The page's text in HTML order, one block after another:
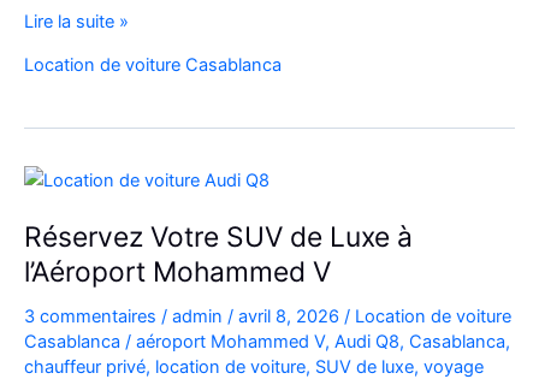
Voyager
Casablanca
Fiat
500
charme,
pratiques
et
bons
plans
Lire la suite »
Location de voiture Casablanca
Réservez Votre SUV de Luxe à
l’Aéroport Mohammed V
3 commentaires / admin / avril 8, 2026 / Location de voiture
Casablanca / aéroport Mohammed V, Audi Q8, Casablanca,
chauffeur privé, location de voiture, SUV de luxe, voyage